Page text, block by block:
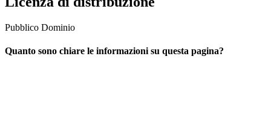
Pubblico Dominio
Quanto sono chiare le informazioni su questa pagina?